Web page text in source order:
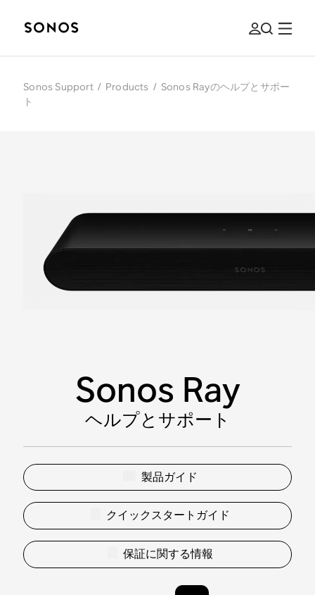
Sonos Support / Products / Sonos Rayのヘルプとサポー
ト
Sonos Ray
ヘルプとサポート
製品ガイド
クイックスタートガイド
保証に関する情報